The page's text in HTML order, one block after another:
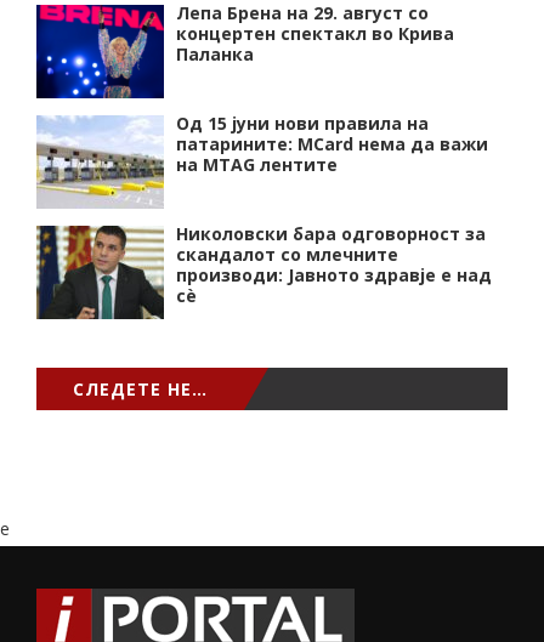
Лепа Брена на 29. август со
концертен спектакл во Крива
Паланка
Од 15 јуни нови правила на
патарините: MCard нема да важи
на MTAG лентите
Николовски бара одговорност за
скандалот со млечните
производи: Јавното здравје е над
сѐ
СЛЕДЕТЕ НЕ…
e